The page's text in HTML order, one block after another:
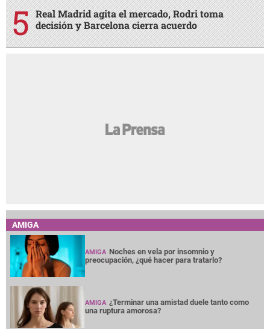
Real Madrid agita el mercado, Rodri toma
decisión y Barcelona cierra acuerdo
AMIGA
AMIGA Noches en vela por insomnio y
preocupación, ¿qué hacer para tratarlo?
AMIGA ¿Terminar una amistad duele tanto como
una ruptura amorosa?